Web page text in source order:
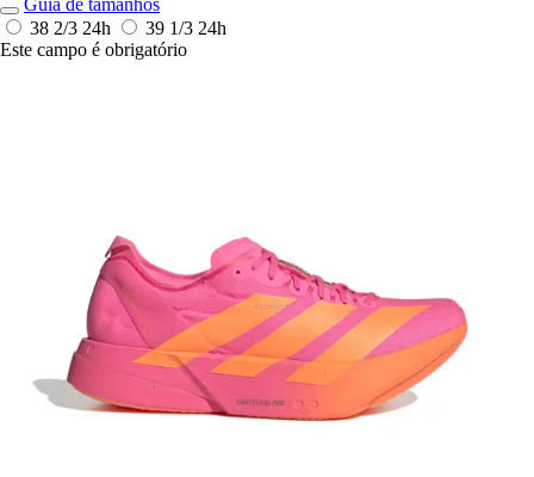
38 2/3 24h 39 1/3 24h
Este campo é obrigatório